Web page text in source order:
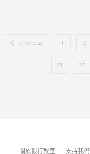
previous 1 2
21 22
關於毅行教室 支持我們